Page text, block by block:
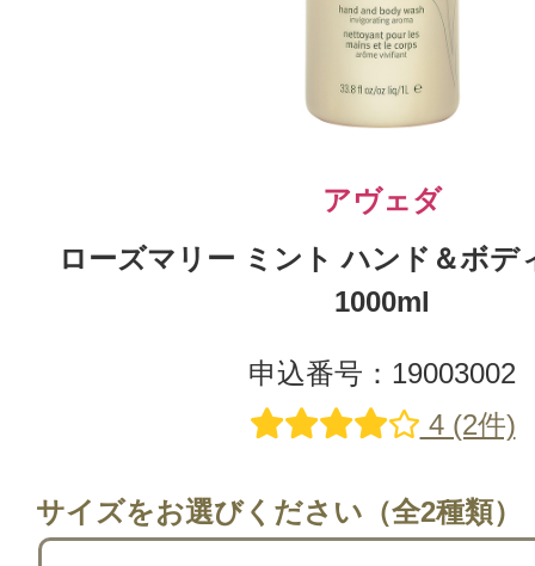
アヴェダ
ローズマリー ミント ハンド＆ボデ
1000ml
申込番号：19003002
4 (2件)
サイズをお選びください（全2種類）